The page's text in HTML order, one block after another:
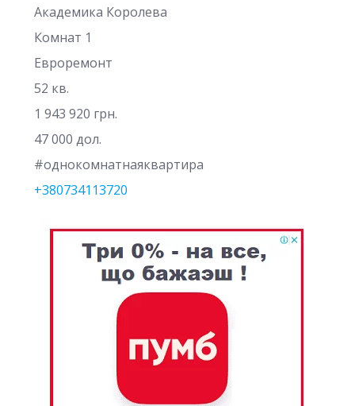
Академика Королева
Комнат 1
Евроремонт
52 кв.
1 943 920 грн.
47 000 дол.
#однокомнатнаяквартира
+380734113720